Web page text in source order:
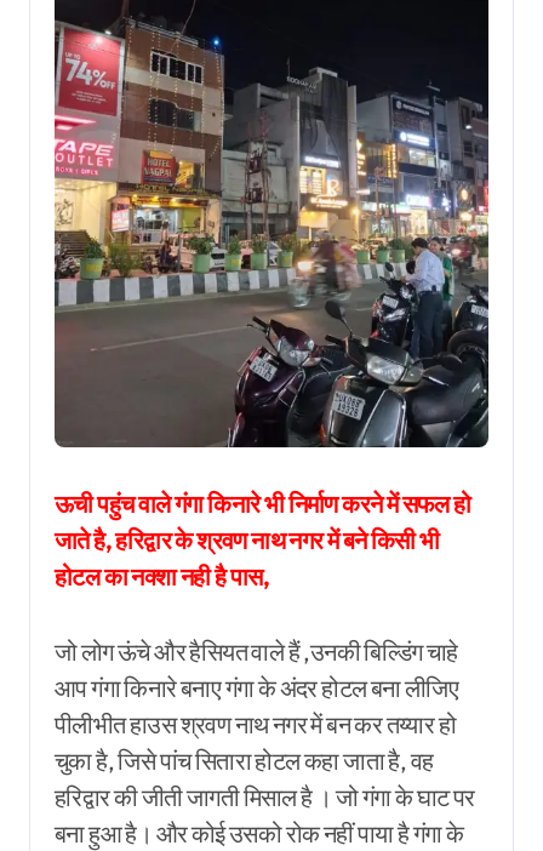
ऊची पहुंच वाले गंगा किनारे भी निर्माण करने में सफल हो
जाते है, हरिद्वार के श्रवण नाथ नगर में बने किसी भी
होटल का नक्शा नही है पास,
जो लोग ऊंचे और हैसियत वाले हैं ,उनकी बिल्डिंग चाहे
आप गंगा किनारे बनाए गंगा के अंदर होटल बना लीजिए
पीलीभीत हाउस श्रवण नाथ नगर में बन कर तय्यार हो
चुका है, जिसे पांच सितारा होटल कहा जाता है, वह
हरिद्वार की जीती जागती मिसाल है । जो गंगा के घाट पर
बना हुआ है। और कोई उसको रोक नहीं पाया है गंगा के